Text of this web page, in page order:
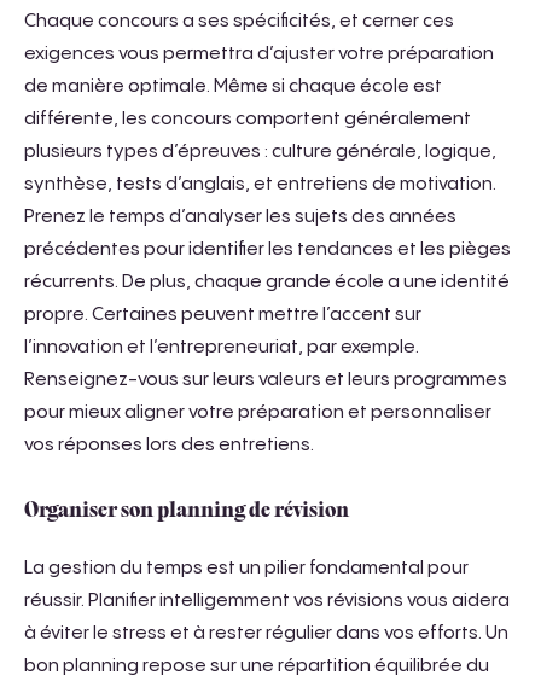
Chaque concours a ses spécificités, et cerner ces
exigences vous permettra d’ajuster votre préparation
de manière optimale. Même si chaque école est
différente, les concours comportent généralement
plusieurs types d’épreuves : culture générale, logique,
synthèse, tests d’anglais, et entretiens de motivation.
Prenez le temps d’analyser les sujets des années
précédentes pour identifier les tendances et les pièges
récurrents. De plus, chaque grande école a une identité
propre. Certaines peuvent mettre l’accent sur
l’innovation et l’entrepreneuriat, par exemple.
Renseignez-vous sur leurs valeurs et leurs programmes
pour mieux aligner votre préparation et personnaliser
vos réponses lors des entretiens.
Organiser son planning de révision
La gestion du temps est un pilier fondamental pour
réussir. Planifier intelligemment vos révisions vous aidera
à éviter le stress et à rester régulier dans vos efforts. Un
bon planning repose sur une répartition équilibrée du